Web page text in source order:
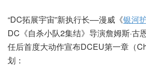
“DC拓展宇宙”新执行长––漫威《银河
DC《自杀小队2集结》导演詹姆斯·古
任后首度大动作宣布DCEU第一章（
划：